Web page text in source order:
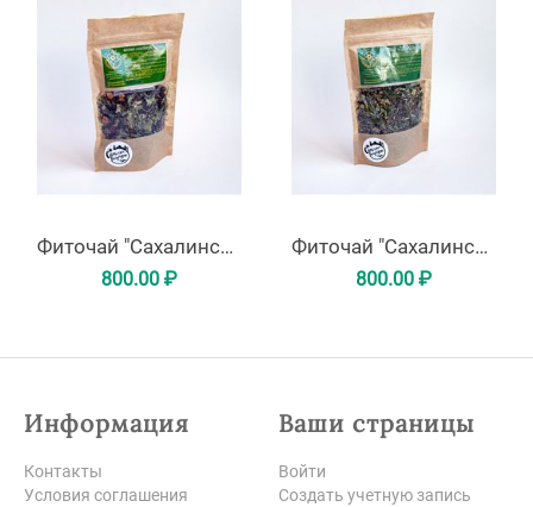
Фиточай "Сахалинское яблочко"
800.00 ₽
Фиточай "Сахалинское здоровье"
800.00 ₽
Информация
Контакты
Условия соглашения
Ваши страницы
Войти
Создать учетную запись